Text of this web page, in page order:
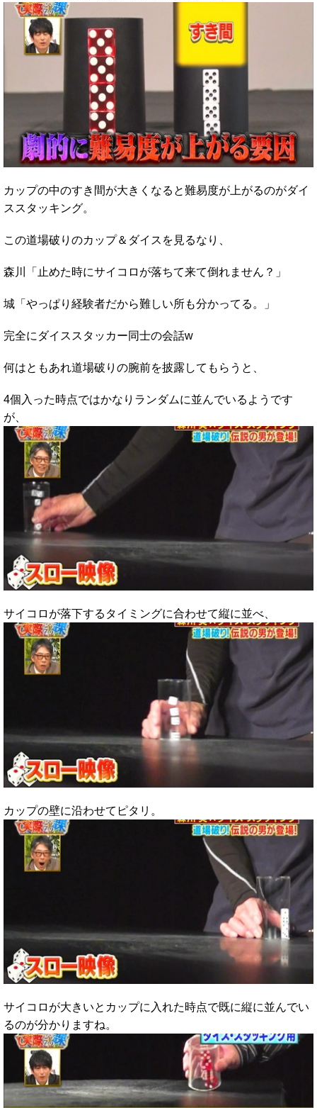
カップの中のすき間が大きくなると難易度が上がるのがダイ
ススタッキング。
この道場破りのカップ＆ダイスを見るなり、
森川「止めた時にサイコロが落ちて来て倒れません？」
城「やっぱり経験者だから難しい所も分かってる。」
完全にダイススタッカー同士の会話w
何はともあれ道場破りの腕前を披露してもらうと、
4個入った時点ではかなりランダムに並んでいるようです
が、
サイコロが落下するタイミングに合わせて縦に並べ、
カップの壁に沿わせてピタリ。
サイコロが大きいとカップに入れた時点で既に縦に並んでい
るのが分かりますね。